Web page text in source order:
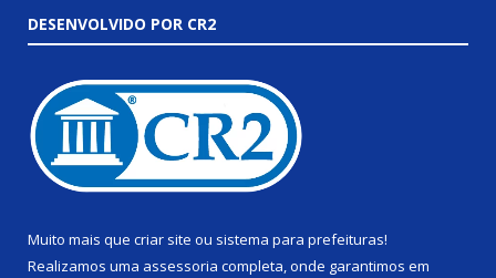
DESENVOLVIDO POR CR2
Muito mais que criar site ou sistema para prefeituras!
Realizamos uma assessoria completa, onde garantimos em